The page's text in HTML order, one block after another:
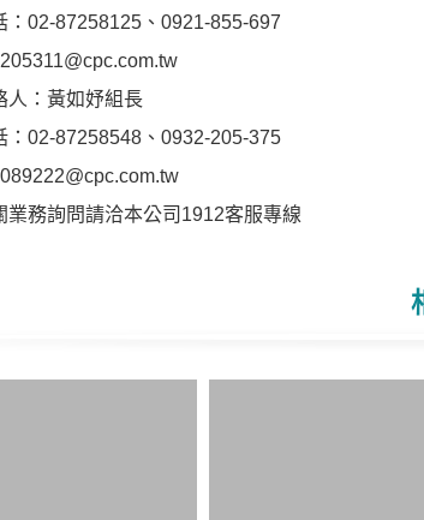
：02-87258125、0921-855-697
人：黃如妤組長
：02-87258548、0932-205-375
業務詢問請洽本公司1912客服專線